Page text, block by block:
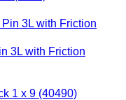
3L with Friction